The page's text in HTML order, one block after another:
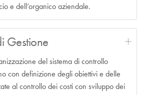
e dell’organico aziendale.
Gestione
del sistema di controllo
con definizione degli obiettivi e delle
al controllo dei costi con sviluppo dei